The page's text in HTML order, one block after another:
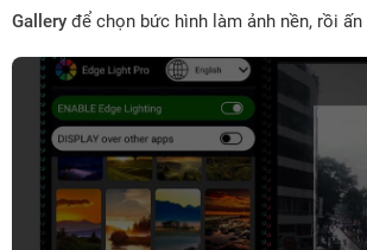
Gallery để chọn bức hình làm ảnh nền, rồi ấn